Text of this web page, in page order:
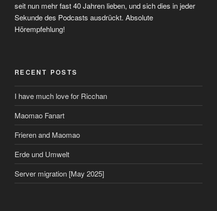
seit nun mehr fast 40 Jahren lieben, und sich dies in jeder
Sekunde des Podcasts ausdrückt. Absolute
Hörempfehlung!
RECENT POSTS
I have much love for Ricchan
Maomao Fanart
Frieren and Maomao
Erde und Umwelt
Server migration [May 2025]